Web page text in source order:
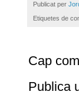
Publicat per
Etiquetes de
Cap
Publica